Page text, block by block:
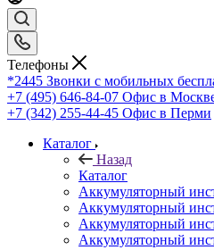
Телефоны
*2445 Звонки с мобильных
+7 (495) 646-84-07 Офис в
+7 (342) 255-44-45 Офис в Перми
Каталог
Назад
Каталог
Аккумуляторный
Аккумуляторный
Аккумуляторный
Аккумуляторный